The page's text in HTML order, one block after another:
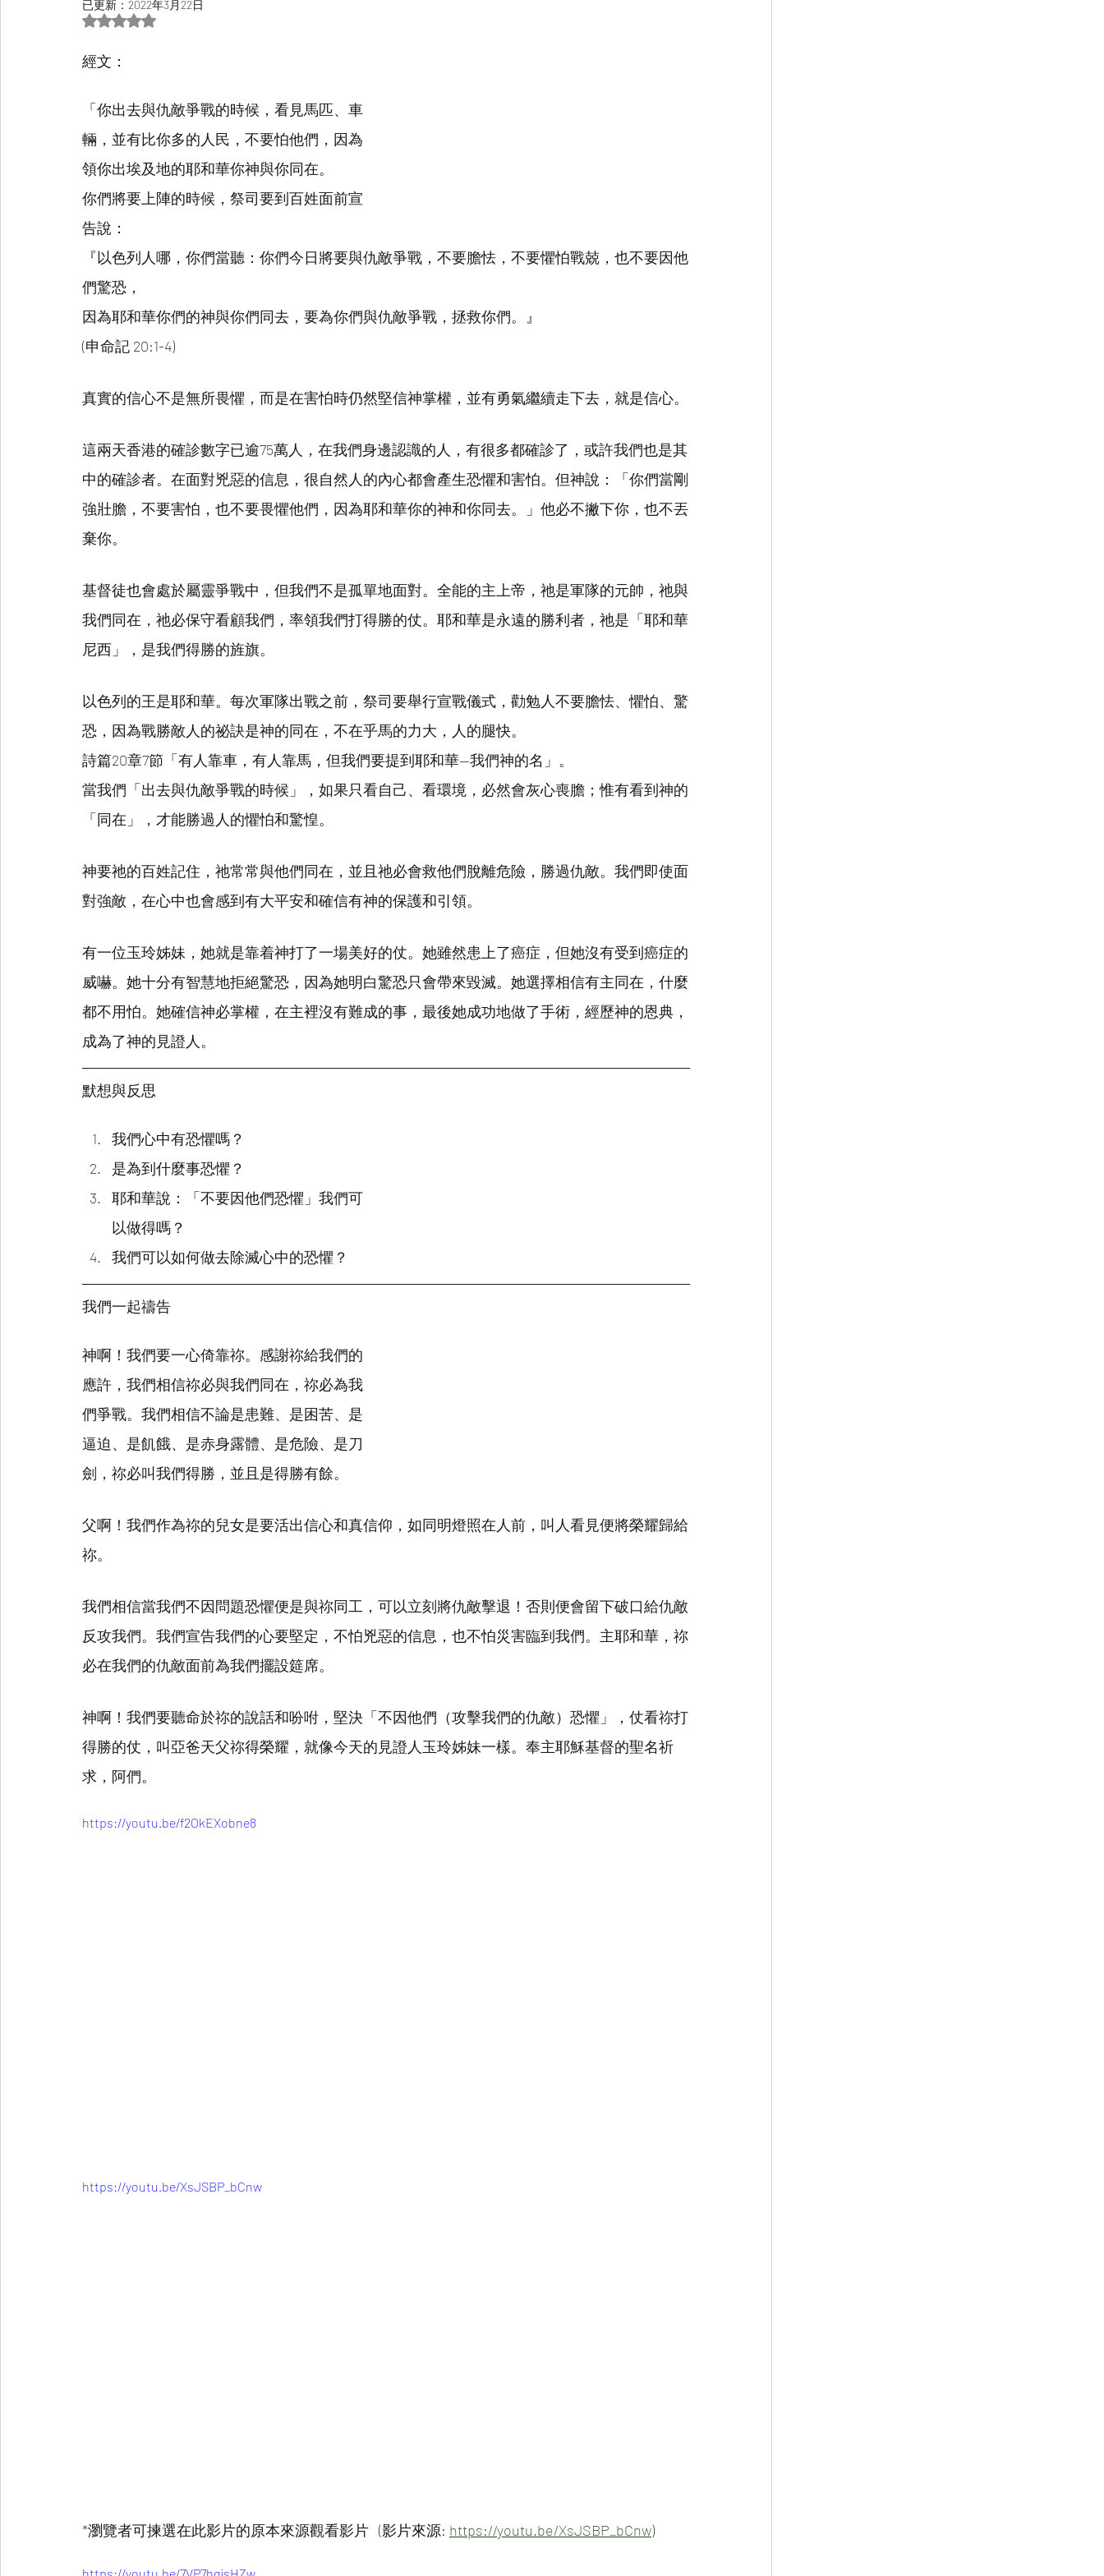
已更新： 2022年3月22日
評等為 NaN（最高為 5 顆星）。
經文：
「你出去與仇敵爭戰的時候，看見馬匹、車
輛，並有比你多的人民，不要怕他們，因為
領你出埃及地的耶和華你神與你同在。
你們將要上陣的時候，祭司要到百姓面前宣
告說：
『以色列人哪，你們當聽：你們今日將要與仇敵爭戰，不要膽怯，不要懼怕戰兢，也不要因他
們驚恐，
因為耶和華你們的神與你們同去，要為你們與仇敵爭戰，拯救你們。』
(申命記 20:1-4)
真實的信心不是無所畏懼，而是在害怕時仍然堅信神掌權，並有勇氣繼續走下去，就是信心。
這兩天香港的確診數字已逾75萬人，在我們身邊認識的人，有很多都確診了，或許我們也是其
中的確診者。在面對兇惡的信息，很自然人的內心都會產生恐懼和害怕。但神說：「你們當剛
強壯膽，不要害怕，也不要畏懼他們，因為耶和華你的神和你同去。」他必不撇下你，也不丟
棄你。
基督徒也會處於屬靈爭戰中，但我們不是孤單地面對。全能的主上帝，祂是軍隊的元帥，祂與
我們同在，祂必保守看顧我們，率領我們打得勝的仗。耶和華是永遠的勝利者，祂是「耶和華
尼西」，是我們得勝的旌旗。
以色列的王是耶和華。每次軍隊出戰之前，祭司要舉行宣戰儀式，勸勉人不要膽怯、懼怕、驚
恐，因為戰勝敵人的祕訣是神的同在，不在乎馬的力大，人的腿快。
詩篇20章7節「有人靠車，有人靠馬，但我們要提到耶和華—我們神的名」。
當我們「出去與仇敵爭戰的時候」，如果只看自己、看環境，必然會灰心喪膽；惟有看到神的
「同在」，才能勝過人的懼怕和驚惶。
神要祂的百姓記住，祂常常與他們同在，並且祂必會救他們脫離危險，勝過仇敵。我們即使面
對強敵，在心中也會感到有大平安和確信有神的保護和引領。
有一位玉玲姊妹，她就是靠着神打了一場美好的仗。她雖然患上了癌症，但她沒有受到癌症的
威嚇。她十分有智慧地拒絕驚恐，因為她明白驚恐只會帶來毀滅。她選擇相信有主同在，什麼
都不用怕。她確信神必掌權，在主裡沒有難成的事，最後她成功地做了手術，經歷神的恩典，
成為了神的見證人。
默想與反思
我們心中有恐懼嗎？
是為到什麼事恐懼？
耶和華說：「不要因他們恐懼」我們可
以做得嗎？
我們可以如何做去除滅心中的恐懼？
我們一起禱告
神啊！我們要一心倚靠祢。感謝祢給我們的
應許，我們相信祢必與我們同在，祢必為我
們爭戰。我們相信不論是患難、是困苦、是
逼迫、是飢餓、是赤身露體、是危險、是刀
劍，祢必叫我們得勝，並且是得勝有餘。
父啊！我們作為祢的兒女是要活出信心和真信仰，如同明燈照在人前，叫人看見便將榮耀歸給
祢。
我們相信當我們不因問題恐懼便是與祢同工，可以立刻將仇敵擊退！否則便會留下破口給仇敵
反攻我們。我們宣告我們的心要堅定，不怕兇惡的信息，也不怕災害臨到我們。主耶和華，祢
必在我們的仇敵面前為我們擺設筵席。
神啊！我們要聽命於祢的說話和吩咐，堅決「不因他們（攻擊我們的仇敵）恐懼」，仗看祢打
得勝的仗，叫亞爸天父祢得榮耀，就像今天的見證人玉玲姊妹一樣。奉主耶穌基督的聖名祈
求，阿們。
https://youtu.be/f2OkEXobne8
https://youtu.be/XsJSBP_bCnw
*瀏覽者可揀選在此影片的原本來源觀看影片   (影片來源: https://youtu.be/XsJSBP_bCnw)
https://youtu.be/7VP7hgjsHZw